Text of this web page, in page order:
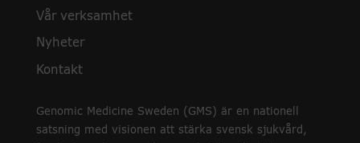
Vår verksamhet
Nyheter
Kontakt
Genomic Medicine Sweden (GMS) är en nationell
satsning med visionen att stärka svensk sjukvård,